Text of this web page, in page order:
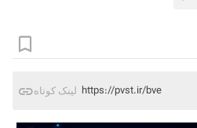
لینک کوتاه https://pvst.ir/bve